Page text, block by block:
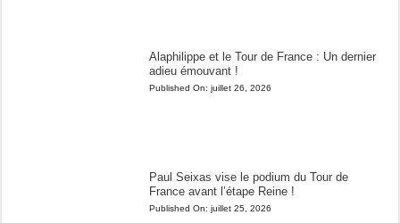
Alaphilippe et le Tour de France : Un dernier
adieu émouvant !
Published On: juillet 26, 2026
Paul Seixas vise le podium du Tour de
France avant l’étape Reine !
Published On: juillet 25, 2026